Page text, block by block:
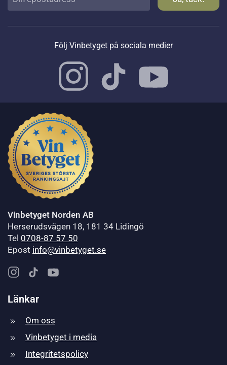
Följ Vinbetyget på sociala medier
Vinbetyget Norden AB
Herserudsvägen 18, 181 34 Lidingö
Tel 0708-87 57 50
Epost info@vinbetyget.se
Länkar
Om oss
Vinbetyget i media
Integritetspolicy